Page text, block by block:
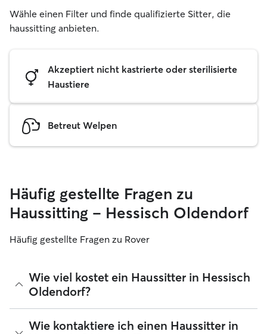
Wähle einen Filter und finde qualifizierte Sitter, die
haussitting anbieten.
Akzeptiert nicht kastrierte oder sterilisierte
Haustiere
Betreut Welpen
Häufig gestellte Fragen zu
Haussitting – Hessisch Oldendorf
Häufig gestellte Fragen zu Rover
Wie viel kostet ein Haussitter in Hessisch
Oldendorf?
Haussitter können ihre Preise bei Rover frei festlegen. Die
Wie kontaktiere ich einen Haussitter in